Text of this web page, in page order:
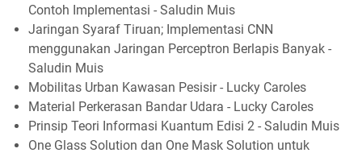
Contoh Implementasi - Saludin Muis
Jaringan Syaraf Tiruan; Implementasi CNN
menggunakan Jaringan Perceptron Berlapis Banyak -
Saludin Muis
Mobilitas Urban Kawasan Pesisir - Lucky Caroles
Material Perkerasan Bandar Udara - Lucky Caroles
Prinsip Teori Informasi Kuantum Edisi 2 - Saludin Muis
One Glass Solution dan One Mask Solution untuk